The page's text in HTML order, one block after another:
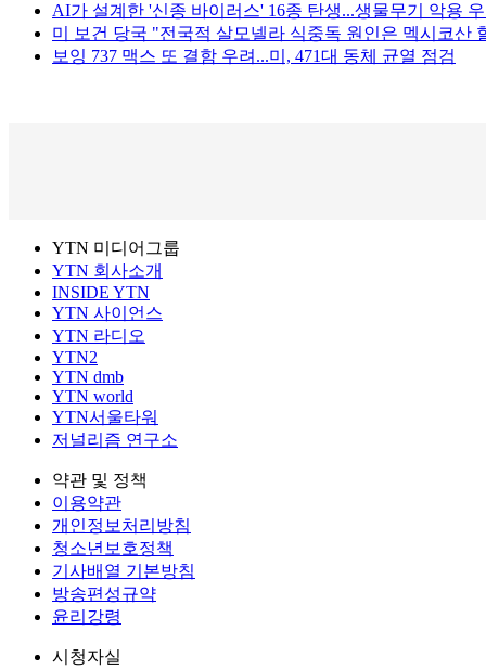
AI가 설계한 '신종 바이러스' 16종 탄생...생물무기 악용
미 보건 당국 "전국적 살모넬라 식중독 원인은 멕시코산
보잉 737 맥스 또 결함 우려...미, 471대 동체 균열 점검
YTN 미디어그룹
YTN 회사소개
INSIDE YTN
YTN 사이언스
YTN 라디오
YTN2
YTN dmb
YTN world
YTN서울타워
저널리즘 연구소
약관 및 정책
이용약관
개인정보처리방침
청소년보호정책
기사배열 기본방침
방송편성규약
윤리강령
시청자실